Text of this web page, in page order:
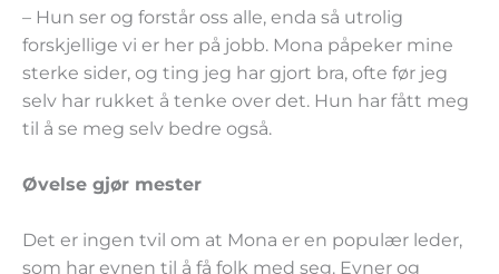
– Hun ser og forstår oss alle, enda så utrolig
forskjellige vi er her på jobb. Mona påpeker mine
sterke sider, og ting jeg har gjort bra, ofte før jeg
selv har rukket å tenke over det. Hun har fått meg
til å se meg selv bedre også.
Øvelse gjør mester
Det er ingen tvil om at Mona er en populær leder,
som har evnen til å få folk med seg. Evner og